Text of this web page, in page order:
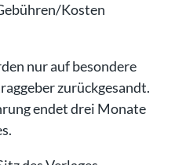
Kosten
nur auf besondere
zurückgesandt.
endet drei Monate